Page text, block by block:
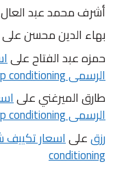
أشرف محمد عبد العال
بهاء الدين محسنعلى
حمزه عبد الفتاحعلى
الرسمى Sharp conditioning
طارق الميرغنيعلى
الرسمى Sharp conditioning
رزقعلى
conditioning